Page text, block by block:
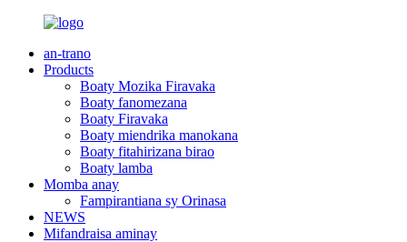
an-trano
Products
Boaty Mozika Firavaka
Boaty fanomezana
Boaty Firavaka
Boaty miendrika manokana
Boaty fitahirizana birao
Boaty lamba
Momba anay
Fampirantiana sy Orinasa
NEWS
Mifandraisa aminay